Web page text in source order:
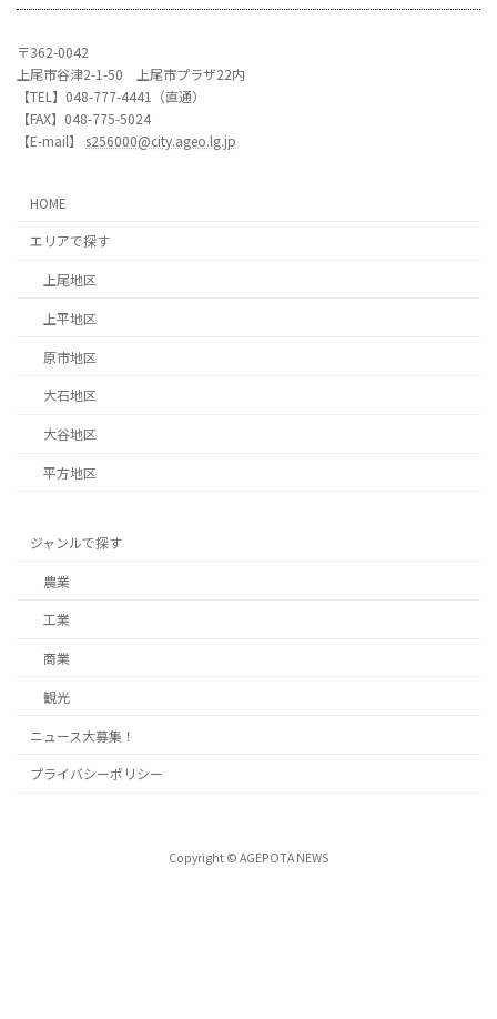
〒362-0042
上尾市谷津2-1-50 上尾市プラザ22内
【TEL】048-777-4441（直通）
【FAX】048-775-5024
【E-mail】 s256000@city.ageo.lg.jp
HOME
エリアで探す
上尾地区
上平地区
原市地区
大石地区
大谷地区
平方地区
ジャンルで探す
農業
工業
商業
観光
ニュース大募集！
プライバシーポリシー
Copyright © AGEPOTA NEWS